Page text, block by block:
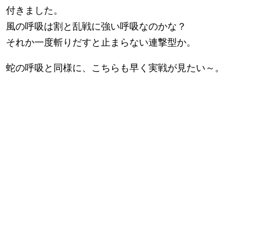
付きました。
風の呼吸は割と乱戦に強い呼吸なのかな？
それか一度斬りだすと止まらない連撃型か。
蛇の呼吸と同様に、こちらも早く実戦が見たい～。